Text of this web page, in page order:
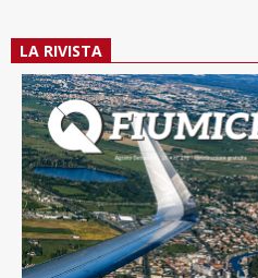
LA RIVISTA